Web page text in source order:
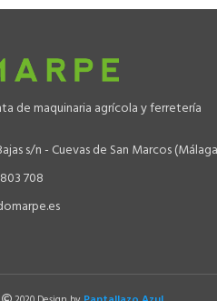
de maquinaria agrícola y ferretería
s/n - Cuevas de San Marcos
708